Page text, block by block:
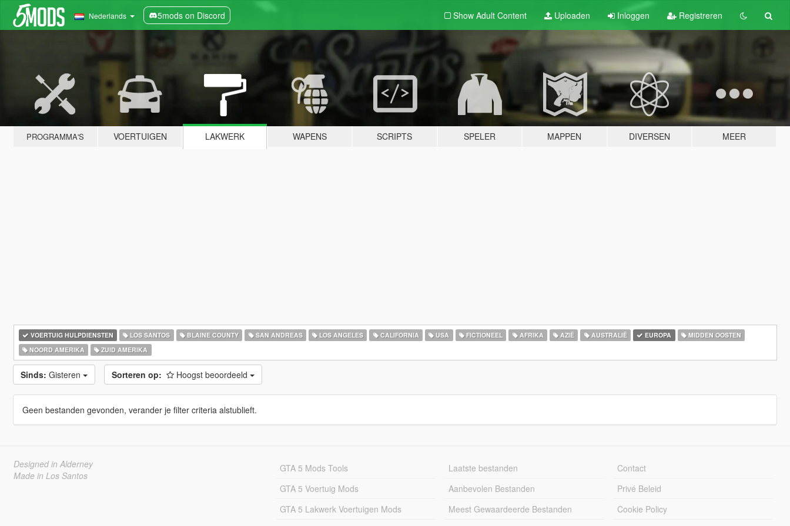
Nederlands 5mods on Discord Show Adult Content Uploaden Inloggen Registreren
PROGRAMMA'S VOERTUIGEN LAKWERK WAPENS SCRIPTS SPELER MAPPEN DIVERSEN MEER
VOERTUIG HULPDIENSTEN LOS SANTOS BLAINE COUNTY SAN ANDREAS LOS ANGELES CALIFORNIA USA FICTIONEEL AFRIKA AZIË AUSTRALIË EUROPA
MIDDEN OOSTEN
NOORD AMERIKA
ZUID AMERIKA
Sinds: Gisteren Sorteren op: Hoogst beoordeeld
Geen bestanden gevonden, verander je filter criteria alstublieft.
Designed in Alderney
Made in Los Santos
GTA 5 Mods Tools
GTA 5 Voertuig Mods
GTA 5 Lakwerk Voertuigen Mods
Laatste bestanden
Aanbevolen Bestanden
Meest Gewaardeerde Bestanden
Contact
Privé Beleid
Cookie Policy